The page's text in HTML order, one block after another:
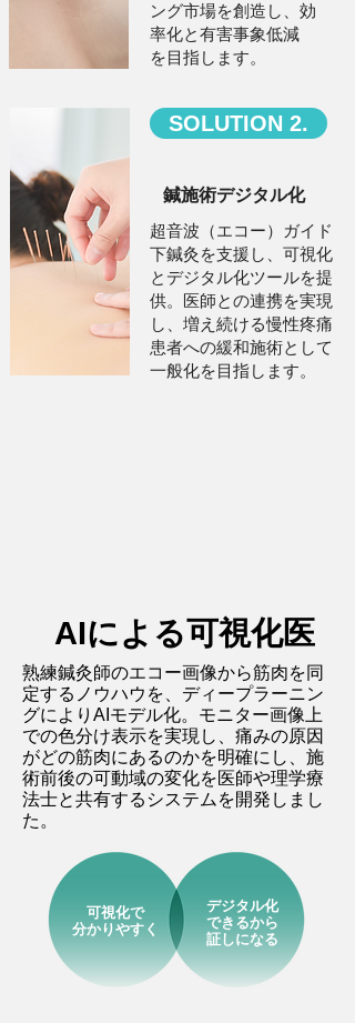
ング市場を創造し、効
率化と有害事象低減
を目指します。
SOLUTION 2.
鍼施術デジタル化
超音波（エコー）ガイド
下鍼灸を支援し、可視化
とデジタル化ツールを提
供。医師との連携を実現
し、増え続ける慢性疼痛
患者への緩和施術として
一般化を目指します。
AIによる可視化医
熟練鍼灸師のエコー画像から筋肉を同
定するノウハウを、ディープラーニン
グによりAIモデル化。モニター画像上
での色分け表示を実現し、痛みの原因
がどの筋肉にあるのかを明確にし、施
術前後の可動域の変化を医師や理学療
法士と共有するシステムを開発しまし
た。
可視化で
分かりやすく
デジタル化
できるから
証しになる